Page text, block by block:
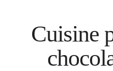
Cuisine